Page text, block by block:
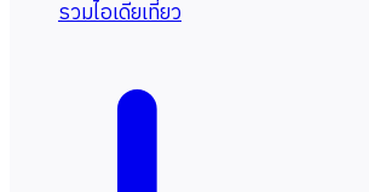
รวมไอเดียเที่ยว